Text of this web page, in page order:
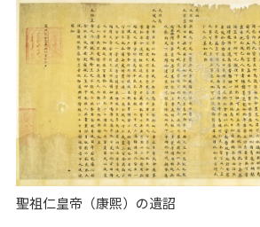
聖祖仁皇帝（康熙）の遺詔